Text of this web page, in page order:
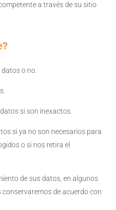
a través de su sitio
o no.
si son inexactos.
si ya no son necesarios para
o si nos retira el
de sus datos, en algunos
de acuerdo con